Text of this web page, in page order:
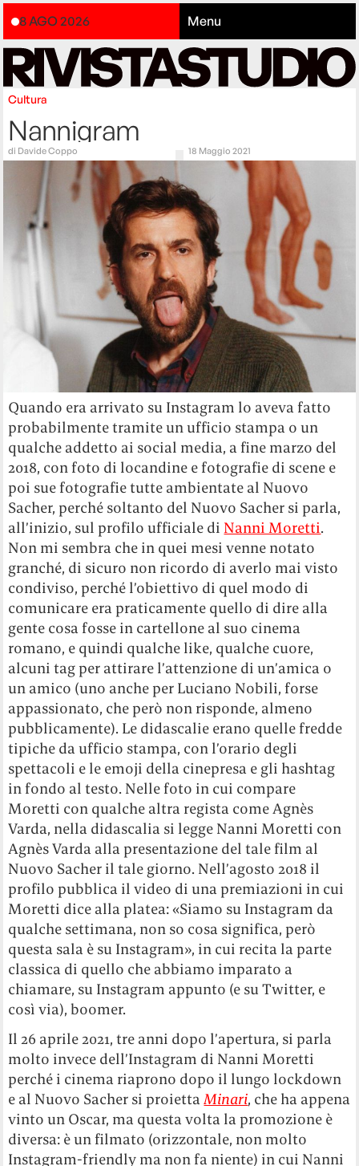
8 AGO 2026 Menu
Cultura
Nannigram
di Davide Coppo 18 Maggio 2021
Quando era arrivato su Instagram lo aveva fatto
probabilmente tramite un ufficio stampa o un
qualche addetto ai social media, a fine marzo del
2018, con foto di locandine e fotografie di scene e
poi sue fotografie tutte ambientate al Nuovo
Sacher, perché soltanto del Nuovo Sacher si parla,
all’inizio, sul profilo ufficiale di Nanni Moretti.
Non mi sembra che in quei mesi venne notato
granché, di sicuro non ricordo di averlo mai visto
condiviso, perché l’obiettivo di quel modo di
comunicare era praticamente quello di dire alla
gente cosa fosse in cartellone al suo cinema
romano, e quindi qualche like, qualche cuore,
alcuni tag per attirare l’attenzione di un’amica o
un amico (uno anche per Luciano Nobili, forse
appassionato, che però non risponde, almeno
pubblicamente). Le didascalie erano quelle fredde
tipiche da ufficio stampa, con l’orario degli
spettacoli e le emoji della cinepresa e gli hashtag
in fondo al testo. Nelle foto in cui compare
Moretti con qualche altra regista come Agnès
Varda, nella didascalia si legge Nanni Moretti con
Agnès Varda alla presentazione del tale film al
Nuovo Sacher il tale giorno. Nell’agosto 2018 il
profilo pubblica il video di una premiazioni in cui
Moretti dice alla platea: «Siamo su Instagram da
qualche settimana, non so cosa significa, però
questa sala è su Instagram», in cui recita la parte
classica di quello che abbiamo imparato a
chiamare, su Instagram appunto (e su Twitter, e
così via), boomer.
Il 26 aprile 2021, tre anni dopo l’apertura, si parla
molto invece dell’Instagram di Nanni Moretti
perché i cinema riaprono dopo il lungo lockdown
e al Nuovo Sacher si proietta Minari, che ha appena
vinto un Oscar, ma questa volta la promozione è
diversa: è un filmato (orizzontale, non molto
Instagram-friendly ma non fa niente) in cui Nanni